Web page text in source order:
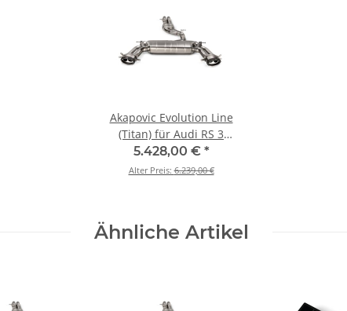
Akapovic Evolution Line
(Titan) für Audi RS 3
Sportback (8Y) / (8Y) -
OPF/GPF BJ. 2025 >
5.428,00 € *
Alter Preis:6.239,00 €
Ähnliche Artikel